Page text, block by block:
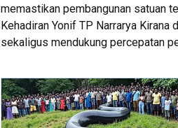
memastikan pembangunan satuan
Kehadiran Yonif TP Narrarya
sekaligus mendukung percepatan